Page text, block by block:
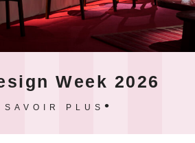
Week 2026
SAVOIR PLUS